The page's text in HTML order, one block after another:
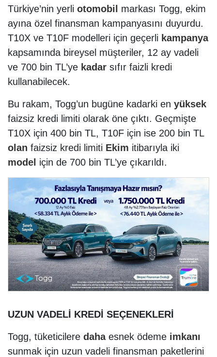
Türkiye’nin yerli otomobil
markası Togg, ekim
ayına özel finansman kampanyasını duyurdu.
T10X ve T10F modelleri için geçerli kampanya
kapsamında bireysel müşteriler, 12 ay vadeli
ve 700 bin TL’ye kadar sıfır faizli kredi
kullanabilecek.
Bu rakam, Togg’un bugüne kadarki en yüksek
faizsiz kredi limiti olarak öne çıktı. Geçmişte
T10X için 400 bin TL, T10F için ise 200 bin TL
olan faizsiz kredi limiti Ekim itibarıyla iki
model için de 700 bin TL’ye çıkarıldı.
UZUN VADELİ KREDİ SEÇENEKLERİ
Togg, tüketicilere dahaesnek ödeme imkanı
sunmak için uzun vadeli finansman paketlerini